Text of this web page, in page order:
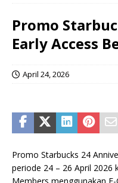
Promo
Early Access
April 24, 2026
Promo Starbucks 24
periode 24 – 26 April 2026